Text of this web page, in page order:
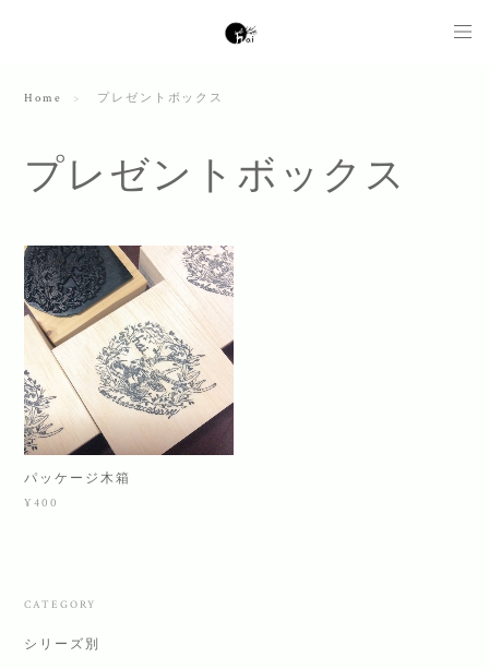
Home プレゼントボックス
プレゼントボックス
パッケージ木箱
¥400
CATEGORY
シリーズ別